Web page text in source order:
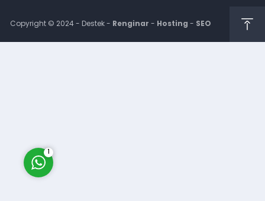
Copyright © 2024 - Destek - Renginar - Hosting - SEO